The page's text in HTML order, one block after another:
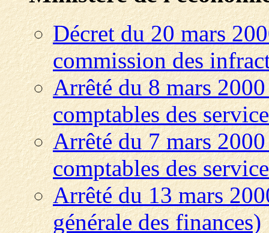
Décret du 20 mars
commission des
Arrêté du 8 mars
comptables des
Arrêté du 7 mars
comptables des
Arrêté du 13 mars
générale des finances)